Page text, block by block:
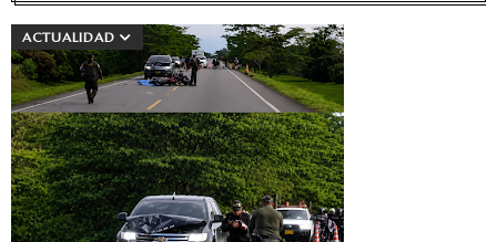
ACTUALIDAD